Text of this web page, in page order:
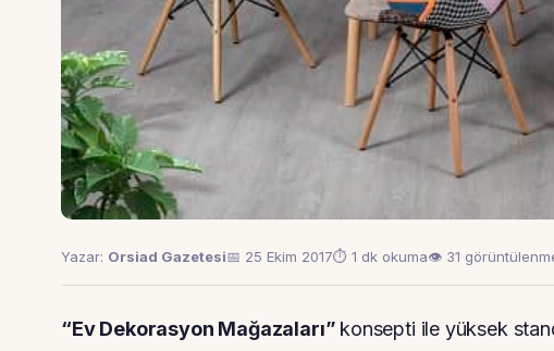
Yazar: Orsiad Gazetesi📅 25 Ekim 2017⏱ 1 dk okuma👁 31
“Ev Dekorasyon Mağazaları” konsepti ile yüksek